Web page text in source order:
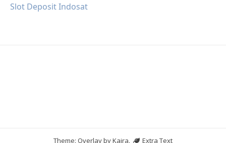
Slot Deposit Indosat
Theme: Overlay byKaira. Extra Text